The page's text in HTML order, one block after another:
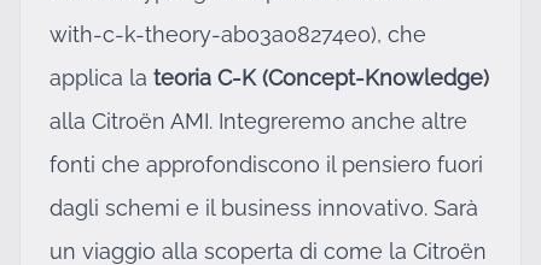
with-c-k-theory-ab03a08274e0), che
applica la teoria C-K (Concept-Knowledge)
alla Citroën AMI. Integreremo anche altre
fonti che approfondiscono il pensiero fuori
dagli schemi e il business innovativo. Sarà
un viaggio alla scoperta di come la Citroën